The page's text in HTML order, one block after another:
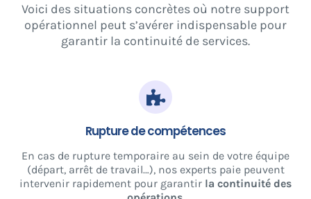
Voici des situations concrètes où notre support
opérationnel peut s’avérer indispensable pour
garantir la continuité de services.
Rupture de compétences
En cas de rupture temporaire au sein de votre équipe
(départ, arrêt de travail…), nos experts paie peuvent
intervenir rapidement pour garantir la continuité des